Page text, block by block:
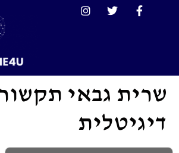
שרית גבאי
דיגיטלית